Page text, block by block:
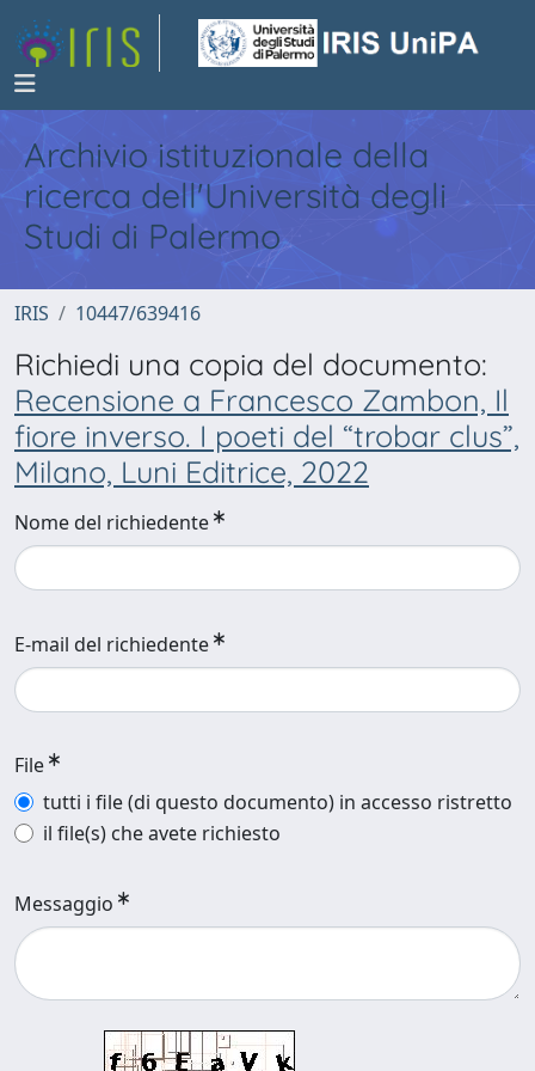
Archivio istituzionale della
ricerca dell'Università degli
Studi di Palermo
IRIS 10447/639416
Richiedi una copia del documento:
Recensione a Francesco Zambon, Il
fiore inverso. I poeti del “trobar clus”,
Milano, Luni Editrice, 2022
Nome del richiedente
E-mail del richiedente
File
tutti i file (di questo documento) in accesso ristretto
il file(s) che avete richiesto
Messaggio